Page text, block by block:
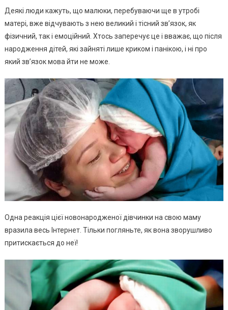
Деякі люди кажуть, що малюки, перебуваючи ще в утробі
матері, вже відчувають з нею великий і тісний зв’язок, як
фізичний, так і емоційний. Хтось заперечує це і вважає, що після
народження дітей, які зайняті лише криком і панікою, і ні про
який зв’язок мова йти не може.
Одна реакція цієї новонародженої дівчинки на свою маму
вразила весь Інтернет. Тільки погляньте, як вона зворушливо
притискається до неї!